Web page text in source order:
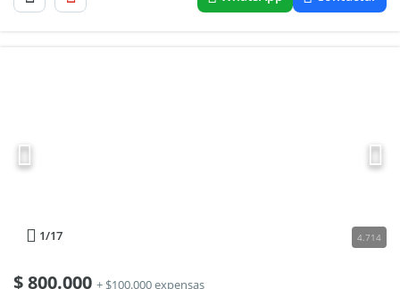
1/17 4.714
$800.000 + $100.000 expensas